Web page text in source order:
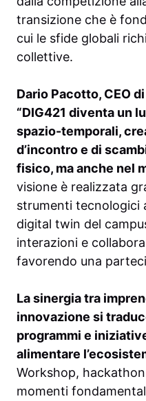
transizione che è
cui le sfide globali
collettive.
Dario Pacotto, CEO
“DIG421 diventa un
spazio-temporali,
d’incontro e di
fisico, ma anche nel
visione è realizzata
strumenti tecnologici
digital twin del
interazioni e
favorendo una
La sinergia tra
innovazione si
programmi e
alimentare
Workshop,
momenti